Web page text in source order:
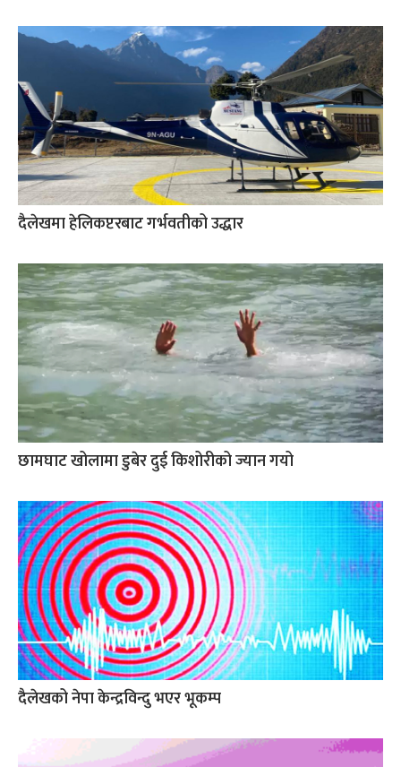
दैलेखमा हेलिकप्टरबाट गर्भवतीको उद्धार
छामघाट खोलामा डुबेर दुई किशोरीको ज्यान गयो
दैलेखको नेपा केन्द्रविन्दु भएर भूकम्प